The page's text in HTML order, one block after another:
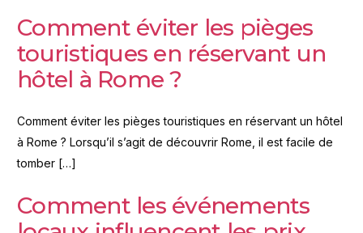
Comment éviter les pièges
touristiques en réservant un
hôtel à Rome ?
Comment éviter les pièges touristiques en réservant un hôtel
à Rome ? Lorsqu’il s’agit de découvrir Rome, il est facile de
tomber […]
Comment les événements